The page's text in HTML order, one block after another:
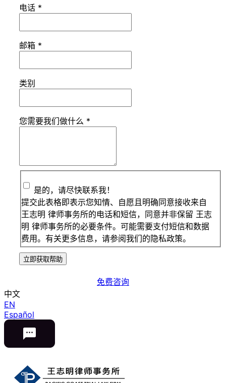
电话 *
邮箱 *
类别
您需要我们做什么 *
是的，请尽快联系我！
提交此表格即表示您知情、自愿且明确同意接收来自
王志明 律师事务所的电话和短信，同意并非保留 王志
明 律师事务所的必要条件。可能需要支付短信和数据
费用。有关更多信息，请参阅我们的隐私政策。
立即获取帮助
免费咨询
中文
EN
Español